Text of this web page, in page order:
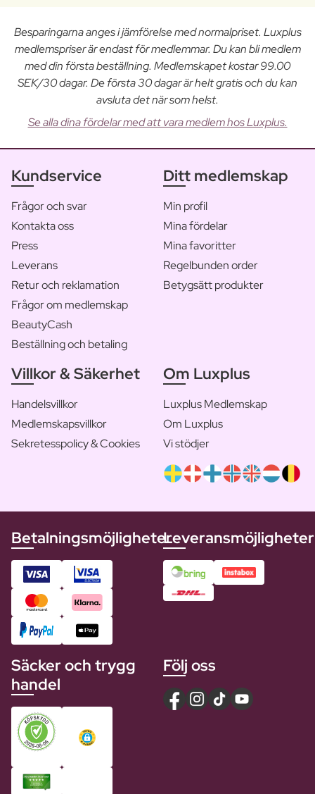
Besparingarna anges i jämförelse med normalpriset. Luxplus
medlemspriser är endast för medlemmar. Du kan bli medlem
med din första beställning. Medlemskapet kostar 99.00
SEK/30 dagar. De första 30 dagar är helt gratis och du kan
avsluta det när som helst.
Se alla dina fördelar med att vara medlem hos Luxplus.
Kundservice
Frågor och svar
Kontakta oss
Press
Leverans
Retur och reklamation
Frågor om medlemskap
BeautyCash
Beställning och betaling
Ditt medlemskap
Min profil
Mina fördelar
Mina favoritter
Regelbunden order
Betygsätt produkter
Villkor & Säkerhet
Handelsvillkor
Medlemskapsvillkor
Sekretesspolicy & Cookies
Om Luxplus
Luxplus Medlemskap
Om Luxplus
Vi stödjer
BetalningsmöjligheterLeveransmöjligheter
Säcker och trygg
handel
Följ oss